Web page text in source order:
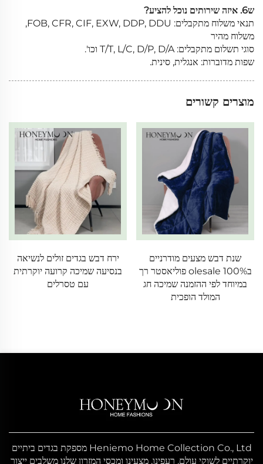
ש6. איזה שירותים נוכל להציע?
תנאי משלוח מתקבלים: FOB, CFR, CIF, EXW, DDP, DDU,
משלוח מהיר
סוגי תשלום מתקבלים: T/T, L/C, D/P, D/A וכו'.
שפות מדוברות: אנגלית, סינית.
מוצרים קשורים
שנת דבש מצעים מודרניים
בolesale 100% פוליאסטר רך
במיוחד לפי ההזמנה שמיכה חג
המולד הופכית
ירח דבש בגדים זולים לנשיאה
בנסיעה שמיכה קרועה יוקרתית
עם טסרלים
Heniemo Home Collection Co., Ltd מספקת בגדים ביתיים
יוקרתיים לשוקי עולם. רעפינו, מצעינו ומכסי המזרון שלנו משלבים ייצור